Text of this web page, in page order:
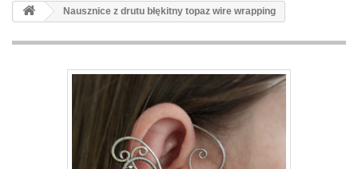
Nausznice z drutu błękitny topaz wire wrapping